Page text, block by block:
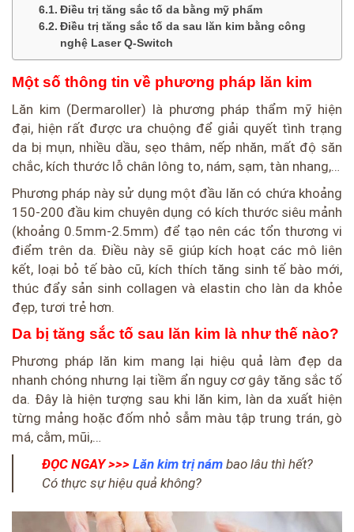
Điều trị tăng sắc tố da bằng mỹ phẩm
Điều trị tăng sắc tố da sau lăn kim bằng công
nghệ Laser Q-Switch
Một số thông tin về phương pháp lăn kim
Lăn kim (Dermaroller) là phương pháp thẩm mỹ hiện
đại, hiện rất được ưa chuộng để giải quyết tình trạng
da bị mụn, nhiều dầu, sẹo thâm, nếp nhăn, mất độ săn
chắc, kích thước lỗ chân lông to, nám, sạm, tàn nhang,…
Phương pháp này sử dụng một đầu lăn có chứa khoảng
150-200 đầu kim chuyên dụng có kích thước siêu mảnh
(khoảng 0.5mm-2.5mm) để tạo nên các tổn thương vi
điểm trên da. Điều này sẽ giúp kích hoạt các mô liên
kết, loại bỏ tế bào cũ, kích thích tăng sinh tế bào mới,
thúc đẩy sản sinh collagen và elastin cho làn da khỏe
đẹp, tươi trẻ hơn.
Da bị tăng sắc tố sau lăn kim là như thế nào?
Phương pháp lăn kim mang lại hiệu quả làm đẹp da
nhanh chóng nhưng lại tiềm ẩn nguy cơ gây tăng sắc tố
da. Đây là hiện tượng sau khi lăn kim, làn da xuất hiện
từng mảng hoặc đốm nhỏ sẫm màu tập trung trán, gò
má, cằm, mũi,…
ĐỌC NGAY >>> Lăn kim trị nám bao lâu thì hết?
Có thực sự hiệu quả không?